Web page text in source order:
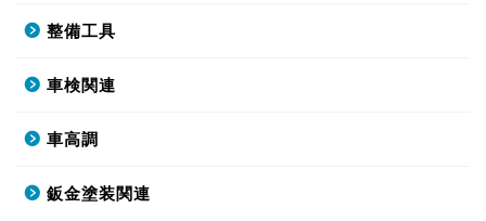
整備工具
車検関連
車高調
鈑金塗装関連